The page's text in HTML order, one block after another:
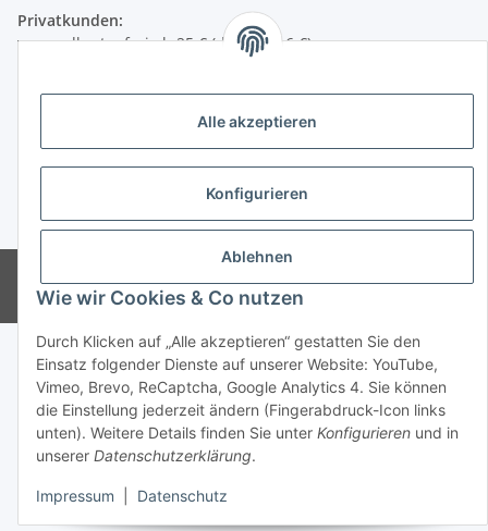
Alle akzeptieren
Konfigurieren
Ablehnen
Wie wir Cookies & Co nutzen
Durch Klicken auf „Alle akzeptieren“ gestatten Sie den
Einsatz folgender Dienste auf unserer Website: YouTube,
Vimeo, Brevo, ReCaptcha, Google Analytics 4. Sie können
die Einstellung jederzeit ändern (Fingerabdruck-Icon links
unten). Weitere Details finden Sie unter Konfigurieren und in
unserer Datenschutzerklärung.
Impressum Datenschutz
Privatkunden:
versandkostenfrei ab 25 € (darunter 6 €)
Firmenkunden:
versandkostenfrei ab 50 € (darunter 7 €)
Versand ins Ausland siehehier
* Alle Preise inkl. gesetzlicher USt., zzgl.Versand
Powered byJTL-Shop